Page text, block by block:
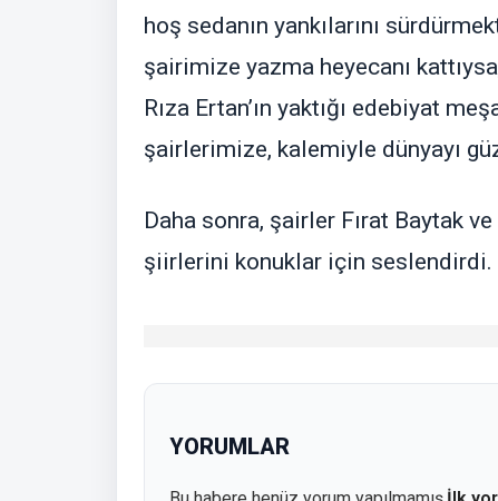
hoş sedanın yankılarını
şairimize yazma heyecanı
Rıza Ertan’ın yaktığı edebiyat
şairlerimize, kalemiyle dünyayı
Daha sonra, şairler Fırat Baytak
şiirlerini konuklar için seslendirdi.
YORUMLAR